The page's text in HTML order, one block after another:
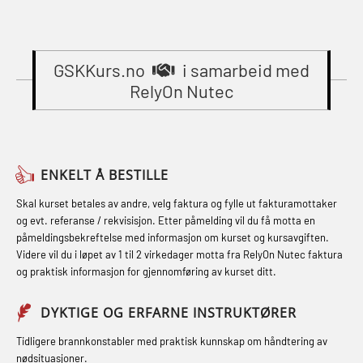
Breathing System (CA-EBS) Initial
Deployment (OBS119)
Compressed Air Emergency
Fallsikring (FAR108)
Førstehjelp – repetisjon (OFA102)
Førstehjelp grunnkurs (OFABLE101)
GOC sertifikat grunnleggende
(GMDSS) (MRC101)
sikkerhetskurs for offiserer
(MBSBLE024)
STCW Oppdatering videregående
(MBSBLE021)
STCW kombi oppdatering offiserer
og med.behandling (MBS134)
STCW Kombi Oppdatering Offiserer
og Medisinsk Behandling med
Webinar (MBS1341)
STCW Oppdatering for offiserer 24 t
Grunnkurs Industrivern (LSC115)
Grunnkurs Røykdykking Industrivern
inkl. brannslukning (FSC121)
Hjertestarter brukerkurs (OFA107)
Røykdykking industrivern –
repetisjon (LFI105)
oppdrettsanlegg (LBS100)
Ulykkesgransking – Webinar (LSP103)
GSKKurs.no
i samarbeid med
RelyOn Nutec
ENKELT Å BESTILLE
Skal kurset betales av andre, velg faktura og fylle ut fakturamottaker
og evt. referanse / rekvisisjon. Etter påmelding vil du få motta en
påmeldingsbekreftelse med informasjon om kurset og kursavgiften.
Videre vil du i løpet av 1 til 2 virkedager motta fra RelyOn Nutec faktura
og praktisk informasjon for gjennomføring av kurset ditt.
DYKTIGE OG ERFARNE INSTRUKTØRER
Tidligere brannkonstabler med praktisk kunnskap om håndtering av
nødsituasjoner.